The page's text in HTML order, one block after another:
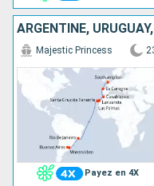
Payez en 4X
Majestic Princess